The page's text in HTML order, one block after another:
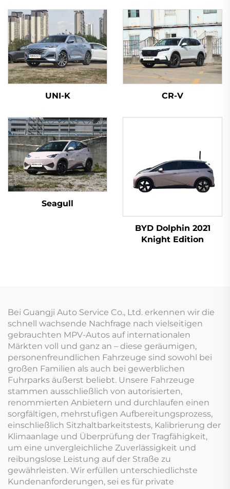
UNI-K CR-V
Seagull
BYD Dolphin 2021
Knight Edition
Bei Guangji Auto Service Co., Ltd. erkennen wir die
schnell wachsende Nachfrage nach vielseitigen
gebrauchten MPV-Autos auf internationalen
Märkten voll und ganz an – diese geräumigen,
personenfreundlichen Fahrzeuge sind sowohl bei
großen Familien als auch bei gewerblichen
Fuhrparks äußerst beliebt. Unsere Fahrzeuge
stammen ausschließlich von autorisierten,
renommierten Anbietern und durchlaufen einen
sorgfältigen, mehrstufigen Aufbereitungsprozess,
einschließlich Sitzhaltbarkeitstests, Kalibrierung der
Klimaanlage und Überprüfung der Tragfähigkeit,
um eine unvergleichliche Zuverlässigkeit und
reibungslose Leistung auf der Straße zu
gewährleisten. Wir erfüllen unterschiedlichste
Kundenanforderungen, sei es für private